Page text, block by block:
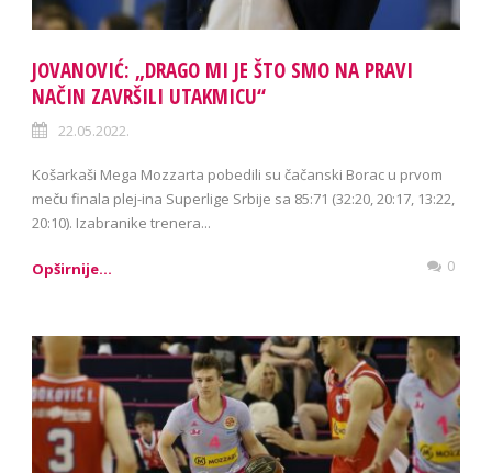
JOVANOVIĆ: „DRAGO MI JE ŠTO SMO NA PRAVI
NAČIN ZAVRŠILI UTAKMICU“
22.05.2022.
Košarkaši Mega Mozzarta pobedili su čačanski Borac u prvom
meču finala plej-ina Superlige Srbije sa 85:71 (32:20, 20:17, 13:22,
20:10). Izabranike trenera...
Opširnije... 0